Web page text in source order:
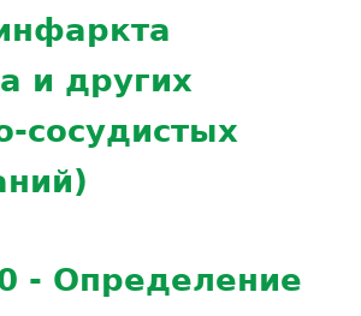
и других
сосудистых
- Определение